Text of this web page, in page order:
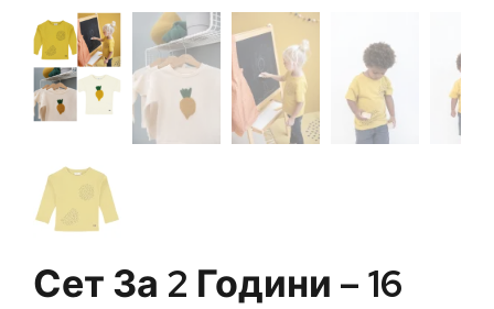
Сет За 2 Години – 16